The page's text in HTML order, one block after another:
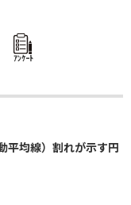
ｱﾝｹｰﾄ
平均線）割れが示す円